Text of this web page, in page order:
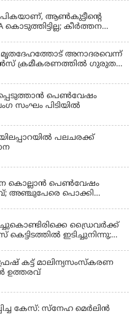
ആണ്‍കുട്ടീന്റെ
കീർത്തന
മൃതദേഹത്തോട് അനാദരവെന്ന്
ക്രമീകരണത്തില്‍ ഗുരുതര
ഇല്ലാതെയെന്നും ആരോപണം
പെൺവേഷം
സംഘം പിടിയിൽ
പലചരക്ക്
കൊല്ലാന്‍ പെണ്‍വേഷം
അഞ്ചുപേരെ പൊക്കി
ഡ്രൈവർക്ക്
ഇടിച്ചുനിന്നു;
കട്ട് മാലിന്യസംസ്കരണ
ഉത്തരവ്
കേസ്: സ്നേഹ മെർലിൻ